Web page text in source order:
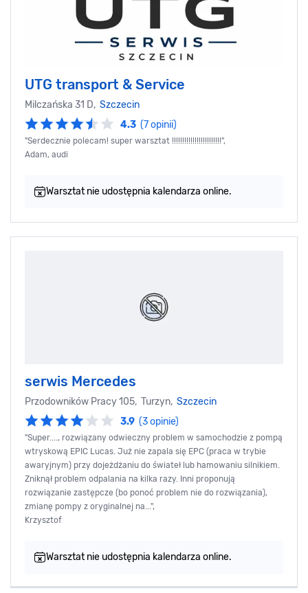
UTG transport & Service
Milczańska 31 D, Szczecin
4.3 (7 opinii)
"Serdecznie polecam! super warsztat !!!!!!!!!!!!!!!!!!!!!!!!",
Adam, audi
Warsztat nie udostępnia kalendarza online.
serwis Mercedes
Przodowników Pracy 105, Turzyn, Szczecin
3.9 (3 opinie)
"Super...., rozwiązany odwieczny problem w samochodzie z pompą
wtryskową EPIC Lucas. Już nie zapala się EPC (praca w trybie
awaryjnym) przy dojeżdżaniu do świateł lub hamowaniu silnikiem.
Zniknął problem odpalania na kilka razy. Inni proponują
rozwiązanie zastępcze (bo ponoć problem nie do rozwiązania),
zmianę pompy z oryginalnej na...",
Krzysztof
Warsztat nie udostępnia kalendarza online.